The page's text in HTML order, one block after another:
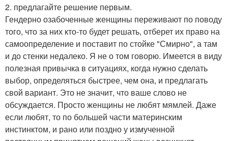
2. предлагайте решение первым.
Гендерно озабоченные женщины переживают по поводу
того, что за них кто-то будет решать, отберет их право на
самоопределение и поставит по стойке "Смирно", а там
и до стенки недалеко. Я не о том говорю. Имеется в виду
полезная привычка в ситуациях, когда нужно сделать
выбор, определяться быстрее, чем она, и предлагать
свой вариант. Это не значит, что ваше слово не
обсуждается. Просто женщины не любят мямлей. Даже
если любят, то по большей части материнским
инстинктом, и рано или поздно у измученной